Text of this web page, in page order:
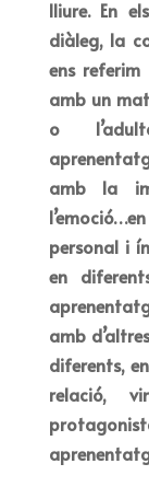
lliure. En
diàleg, la
ens
amb un
o
amb la
personal i
en
amb
diferents,
relació,